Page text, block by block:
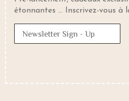
étonnantes … Inscrivez-vous à
Newsletter Sign - Up